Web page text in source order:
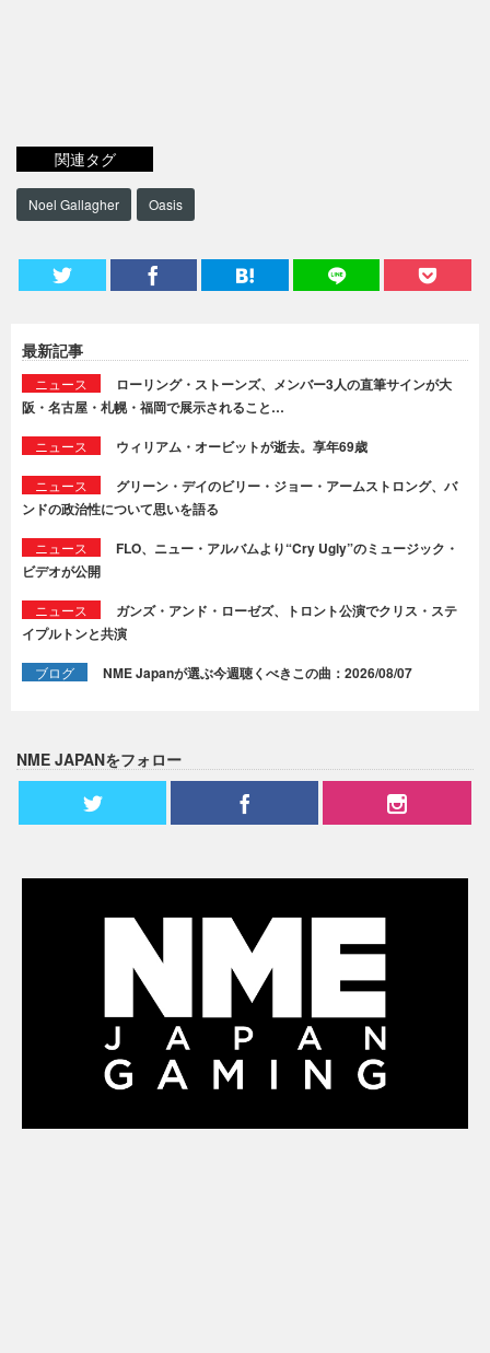
関連タグ
Noel Gallagher Oasis
最新記事
ニュース
ローリング・ストーンズ、メンバー3人の直筆サインが大
阪・名古屋・札幌・福岡で展示されること…
ニュース ウィリアム・オービットが逝去。享年69歳
ニュース
グリーン・デイのビリー・ジョー・アームストロング、バ
ンドの政治性について思いを語る
ニュース
FLO、ニュー・アルバムより“Cry Ugly”のミュージック・
ビデオが公開
ニュース
ガンズ・アンド・ローゼズ、トロント公演でクリス・ステ
イプルトンと共演
ブログ NME Japanが選ぶ今週聴くべきこの曲：2026/08/07
NME JAPANをフォロー